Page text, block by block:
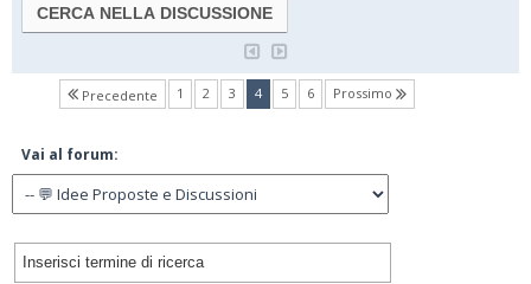
Precedente 1 2 3 4(current)
5 6 Prossimo
Vai al forum: